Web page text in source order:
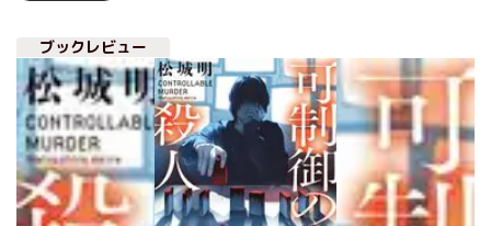
ブックレビュー